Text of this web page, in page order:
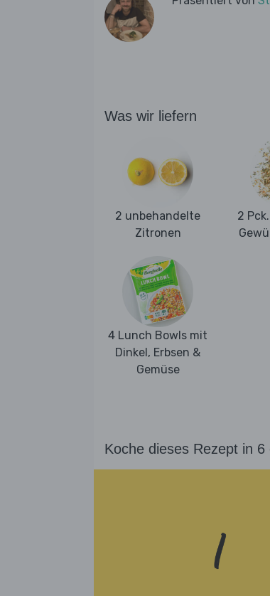
Was wir liefern
2 unbehandelte
Zitronen
2
4 Lunch Bowls mit
Dinkel, Erbsen &
Gemüse
Koche dieses Rezept in